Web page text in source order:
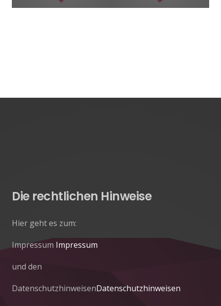
Die rechtlichen Hinweise
Hier geht es zum:
Impressum Impressum
und den
DatenschutzhinweisenDatenschutzhinweisen